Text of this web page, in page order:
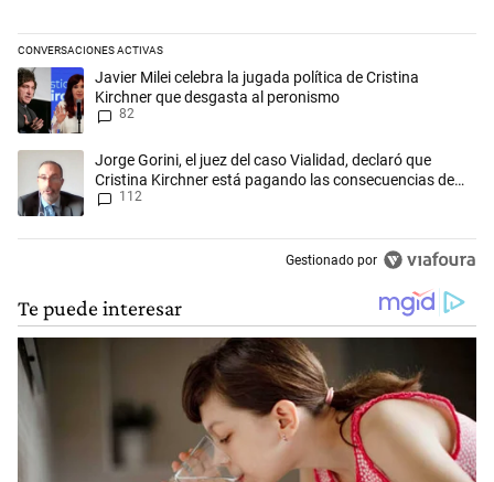
CONVERSACIONES ACTIVAS
Este listado muestra los artículos con más comentarios en los
Un artículo de tendencia con el título "Javier Milei celebra la jugada
Javier Milei celebra la jugada política de Cristina
Kirchner que desgasta al peronismo
82
Un artículo de tendencia con el título "Jorge Gorini, el juez del caso
Jorge Gorini, el juez del caso Vialidad, declaró que
Cristina Kirchner está pagando las consecuencias de
cometer "un delito comprobado"
112
Gestionado por